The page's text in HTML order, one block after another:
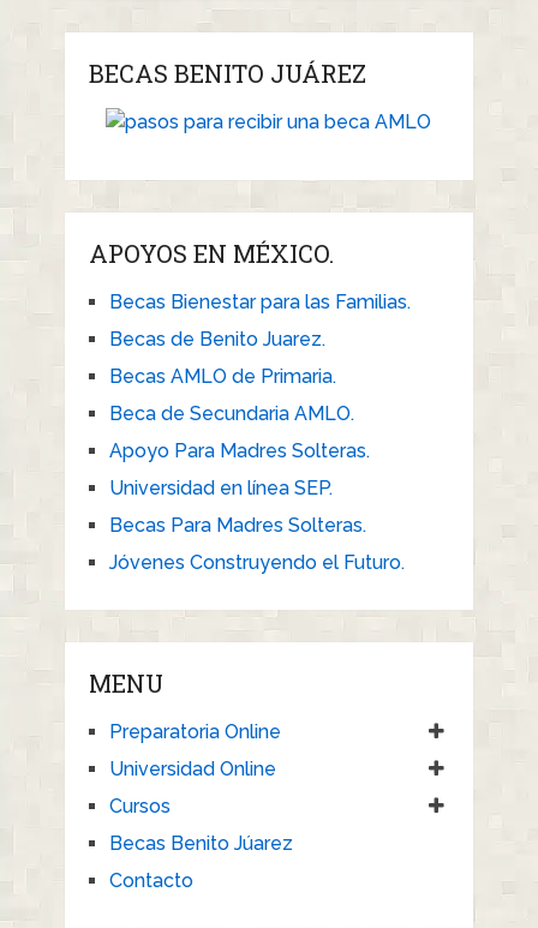
BECAS BENITO JUÁREZ
APOYOS EN MÉXICO.
Becas Bienestar para las Familias.
Becas de Benito Juarez.
Becas AMLO de Primaria.
Beca de Secundaria AMLO.
Apoyo Para Madres Solteras.
Universidad en línea SEP.
Becas Para Madres Solteras.
Jóvenes Construyendo el Futuro.
MENU
Preparatoria Online
Universidad Online
Cursos
Becas Benito Júarez
Contacto